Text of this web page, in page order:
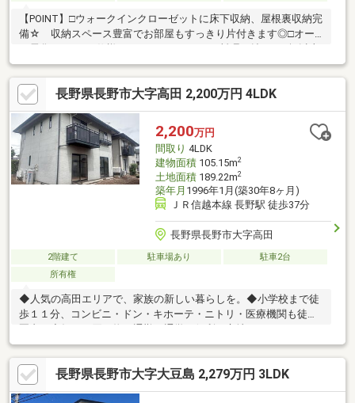
【POINT】□ウォークインクローゼットに床下収納、屋根裏収納完
備☆ 収納スペース豊富でお部屋もすっきり片付きます◎□オー
ル電化、IHは3口仕様のシステムキッチンで料理も捗る♪□1坪以上
の広い浴室は窓あり◎ さらに嬉しい浴室暖房、浴室乾燥機付き
です♪□長野駅からバス12分 バス停 深田町から徒歩約3分！
長野電鉄 長野線 善光寺下駅まで徒歩約16分と長野駅へもアク
セスしやすい立地です♪■【0120-70-3373】へお気軽にお問い合わ
せください■■【ララハウス 長野】で検索♪ 最新情報を毎日
更新中です！ 弊社ホームページをご利用くださいませ☆☆
長野県長野市大字高田 2,200万円 4LDK
2,200万円
間取り 4LDK
建物面積105.15m2
土地面積189.22m2
築年月 1996年1月(築30年8ヶ月)
ＪＲ信越本線 長野駅 徒歩37分
長野県長野市大字高田
2階建て 駐車場あり
駐車2台
所有権
◆人気の高田エリアで、家族の新しい暮らしを。◆小学校まで徒
歩１１分、コンビニ・ドン・キホーテ・ニトリ・医療機関も徒歩
閑静な住宅街で落ち着いた暮らしを実現できます。◆長野駅まで
車約１３分、国道１８号へのアクセスも良好。◆駐車２台可能
で、子育て世代にもおすすめの住まいです。※※※水回りはリフォ
ームが必要です。施工会社のご紹介や見積りのご相談もお受けし
長野県長野市大字大豆島 2,279万円 3LDK